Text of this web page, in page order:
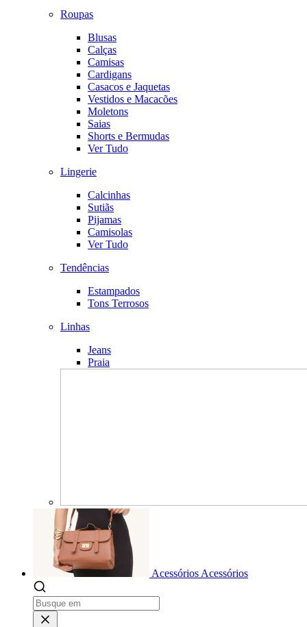
Roupas
Blusas
Calças
Camisas
Cardigans
Casacos e Jaquetas
Vestidos e Macacões
Moletons
Saias
Shorts e Bermudas
Ver Tudo
Lingerie
Calcinhas
Sutiãs
Pijamas
Camisolas
Ver Tudo
Tendências
Estampados
Tons Terrosos
Linhas
Jeans
Praia
Acessórios Acessórios